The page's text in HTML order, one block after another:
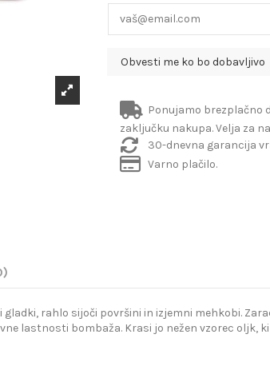
Ponujamo brezplačno
zaključku nakupa. Velja za
30-dnevna garancija
Varno plačilo.
gladki, rahlo sijoči površini in izjemni mehkobi.
lastnosti bombaža. Krasi jo nežen vzorec oljk,